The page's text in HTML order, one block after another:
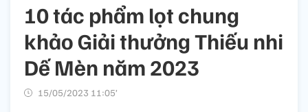
10 tác phẩm lọt chung
khảo Giải thưởng Thiếu nhi
Dế Mèn năm 2023
15/05/2023 11:05’